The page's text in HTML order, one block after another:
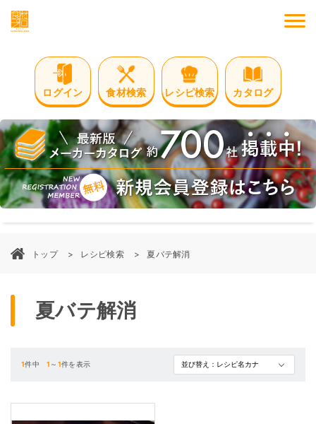
ログイン 食材検索 レシピ検索 カタログ
トップ レシピ検索 夏バテ解消
夏バテ解消
1件中1 ～ 1件を表示